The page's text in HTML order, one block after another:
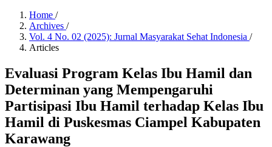
Home /
Archives /
Vol. 4 No. 02 (2025): Jurnal Masyarakat Sehat Indonesia /
Articles
Evaluasi Program Kelas Ibu Hamil dan
Determinan yang Mempengaruhi
Partisipasi Ibu Hamil terhadap Kelas Ibu
Hamil di Puskesmas Ciampel Kabupaten
Karawang